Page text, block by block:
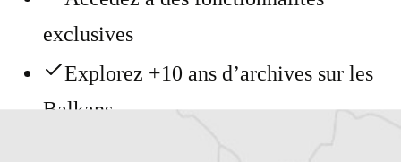
exclusives
Explorez +10 ans d’archives sur les
Balkans